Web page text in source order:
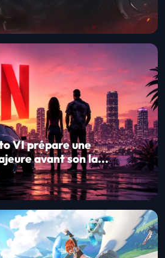
VI prépare une
avant son la...